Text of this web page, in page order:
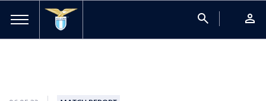
search person